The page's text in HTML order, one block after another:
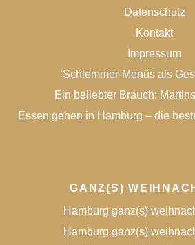
Datenschutz
Kontakt
Impressum
Schlemmer-Menüs als
Ein beliebter Brauch:
Essen gehen in Hamburg – die
GANZ(S)
Hamburg ganz(s)
Hamburg ganz(s)